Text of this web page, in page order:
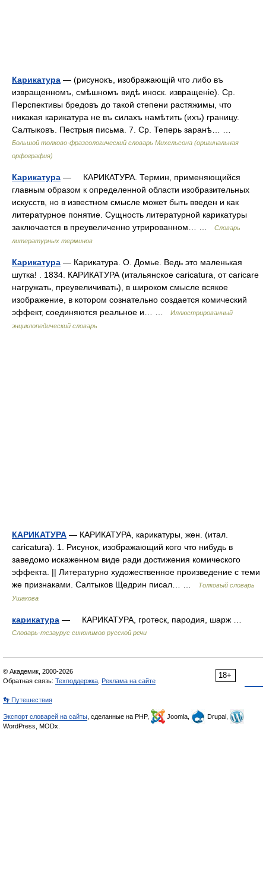
Карикатура — (рисунокъ, изображающій что либо въ
извращенномъ, смѣшномъ видѣ иноск. извращеніе). Ср.
Перспективы бредовъ до такой степени растяжимы, что
никакая карикатура не въ силахъ намѣтить (ихъ) границу.
Салтыковъ. Пестрыя письма. 7. Ср. Теперь заранѣ… …
Большой толково-фразеологический словарь Михельсона (оригинальная
орфография)
Карикатура — КАРИКАТУРА. Термин, применяющийся
главным образом к определенной области изобразительных
искусств, но в известном смысле может быть введен и как
литературное понятие. Сущность литературной карикатуры
заключается в преувеличенно утрированном… …
Словарь
литературных терминов
Карикатура — Карикатура. О. Домье. Ведь это маленькая
шутка! . 1834. КАРИКАТУРА (итальянское caricatura, от caricare
нагружать, преувеличивать), в широком смысле всякое
изображение, в котором сознательно создается комический
эффект, соединяются реальное и… …
Иллюстрированный
энциклопедический словарь
КАРИКАТУРА — КАРИКАТУРА, карикатуры, жен. (итал.
caricatura). 1. Рисунок, изображающий кого что нибудь в
заведомо искаженном виде ради достижения комического
эффекта. || Литературно художественное произведение с теми
же признаками. Салтыков Щедрин писал… …
Толковый словарь
Ушакова
карикатура — КАРИКАТУРА, гротеск, пародия, шарж …
Словарь-тезаурус синонимов русской речи
18+
© Академик, 2000-2026
Обратная связь: Техподдержка Реклама на сайте
👣 Путешествия
Экспорт словарей на сайты , сделанные на PHP, Joomla,
Drupal,
WordPress, MODx.